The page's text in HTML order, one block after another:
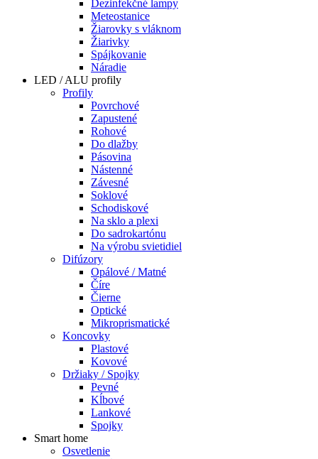
Dezinfekčné lampy
Meteostanice
Žiarovky s vláknom
Žiarivky
Spájkovanie
Náradie
LED / ALU profily
Profily
Povrchové
Zapustené
Rohové
Do dlažby
Pásovina
Nástenné
Závesné
Soklové
Schodiskové
Na sklo a plexi
Do sadrokartónu
Na výrobu svietidiel
Difúzory
Opálové / Matné
Číre
Čierne
Optické
Mikroprismatické
Koncovky
Plastové
Kovové
Držiaky / Spojky
Pevné
Kĺbové
Lankové
Spojky
Smart home
Osvetlenie